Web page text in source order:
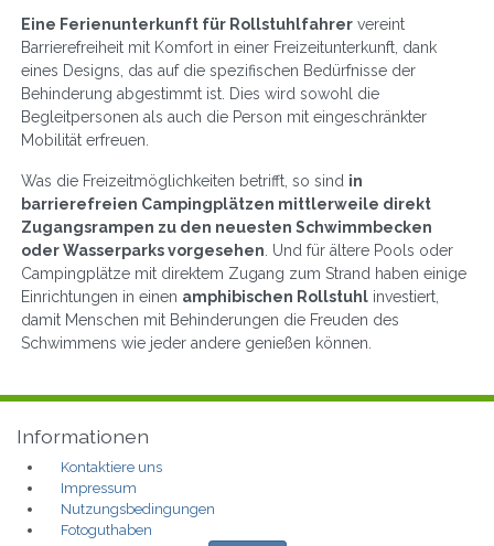
Eine Ferienunterkunft für Rollstuhlfahrer vereint
Barrierefreiheit mit Komfort in einer Freizeitunterkunft, dank
eines Designs, das auf die spezifischen Bedürfnisse der
Behinderung abgestimmt ist. Dies wird sowohl die
Begleitpersonen als auch die Person mit eingeschränkter
Mobilität erfreuen.
Was die Freizeitmöglichkeiten betrifft, so sind in
barrierefreien Campingplätzen mittlerweile direkt
Zugangsrampen zu den neuesten Schwimmbecken
oder Wasserparks vorgesehen . Und für ältere Pools oder
Campingplätze mit direktem Zugang zum Strand haben einige
Einrichtungen in einen amphibischen Rollstuhl investiert,
damit Menschen mit Behinderungen die Freuden des
Schwimmens wie jeder andere genießen können.
Informationen
Kontaktiere uns
Impressum
Nutzungsbedingungen
Fotoguthaben